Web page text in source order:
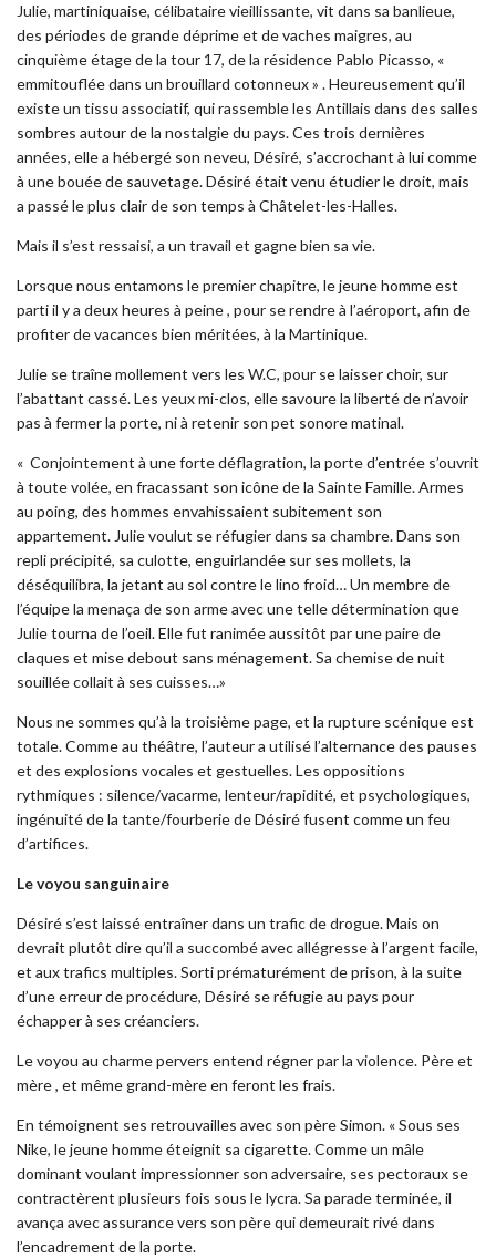
Julie, martiniquaise, célibataire vieillissante, vit dans sa banlieue,
des périodes de grande déprime et de vaches maigres, au
cinquième étage de la tour 17, de la résidence Pablo Picasso, «
emmitouflée dans un brouillard cotonneux » . Heureusement qu’il
existe un tissu associatif, qui rassemble les Antillais dans des salles
sombres autour de la nostalgie du pays. Ces trois dernières
années, elle a hébergé son neveu, Désiré, s’accrochant à lui comme
à une bouée de sauvetage. Désiré était venu étudier le droit, mais
a passé le plus clair de son temps à Châtelet-les-Halles.
Mais il s’est ressaisi, a un travail et gagne bien sa vie.
Lorsque nous entamons le premier chapitre, le jeune homme est
parti il y a deux heures à peine , pour se rendre à l’aéroport, afin de
profiter de vacances bien méritées, à la Martinique.
Julie se traîne mollement vers les W.C, pour se laisser choir, sur
l’abattant cassé. Les yeux mi-clos, elle savoure la liberté de n’avoir
pas à fermer la porte, ni à retenir son pet sonore matinal.
« Conjointement à une forte déflagration, la porte d’entrée s’ouvrit
à toute volée, en fracassant son icône de la Sainte Famille. Armes
au poing, des hommes envahissaient subitement son
appartement. Julie voulut se réfugier dans sa chambre. Dans son
repli précipité, sa culotte, enguirlandée sur ses mollets, la
déséquilibra, la jetant au sol contre le lino froid… Un membre de
l’équipe la menaça de son arme avec une telle détermination que
Julie tourna de l’oeil. Elle fut ranimée aussitôt par une paire de
claques et mise debout sans ménagement. Sa chemise de nuit
souillée collait à ses cuisses…»
Nous ne sommes qu’à la troisième page, et la rupture scénique est
totale. Comme au théâtre, l’auteur a utilisé l’alternance des pauses
et des explosions vocales et gestuelles. Les oppositions
rythmiques : silence/vacarme, lenteur/rapidité, et psychologiques,
ingénuité de la tante/fourberie de Désiré fusent comme un feu
d’artifices.
Le voyou sanguinaire
Désiré s’est laissé entraîner dans un trafic de drogue. Mais on
devrait plutôt dire qu’il a succombé avec allégresse à l’argent facile,
et aux trafics multiples. Sorti prématurément de prison, à la suite
d’une erreur de procédure, Désiré se réfugie au pays pour
échapper à ses créanciers.
Le voyou au charme pervers entend régner par la violence. Père et
mère , et même grand-mère en feront les frais.
En témoignent ses retrouvailles avec son père Simon. « Sous ses
Nike, le jeune homme éteignit sa cigarette. Comme un mâle
dominant voulant impressionner son adversaire, ses pectoraux se
contractèrent plusieurs fois sous le lycra. Sa parade terminée, il
avança avec assurance vers son père qui demeurait rivé dans
l’encadrement de la porte.